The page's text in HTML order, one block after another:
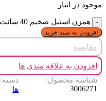
موجود در انبار
همزن استیل ضخیم 40 سانت عدد
افزودن به سبد خرید
مقایسه
افزودن به علاقه مندی ها
شناسه محصول:
3006271
دسته:
ها